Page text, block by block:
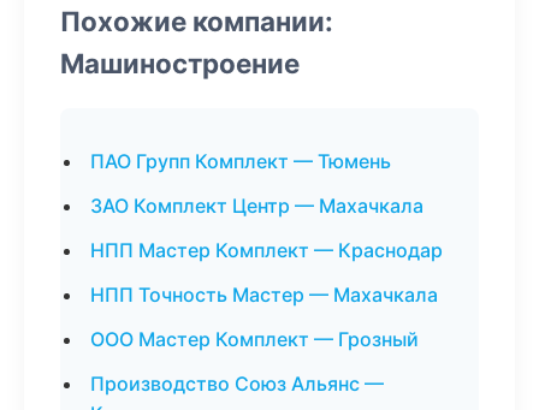
Похожие компании:
Машиностроение
ПАО Групп Комплект — Тюмень
ЗАО Комплект Центр — Махачкала
НПП Мастер Комплект — Краснодар
НПП Точность Мастер — Махачкала
ООО Мастер Комплект — Грозный
Производство Союз Альянс —